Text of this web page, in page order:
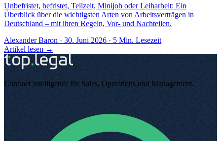
Unbefristet, befristet, Teilzeit, Minijob oder Leiharbeit: Ein
Überblick über die wichtigsten Arten von Arbeitsverträgen in
Deutschland – mit ihren Regeln, Vor- und Nachteilen.
Alexander Baron · 30. Juni 2026 · 5 Min. Lesezeit
Artikel lesen →
Contract Intelligence für Sales, Operations und Management.